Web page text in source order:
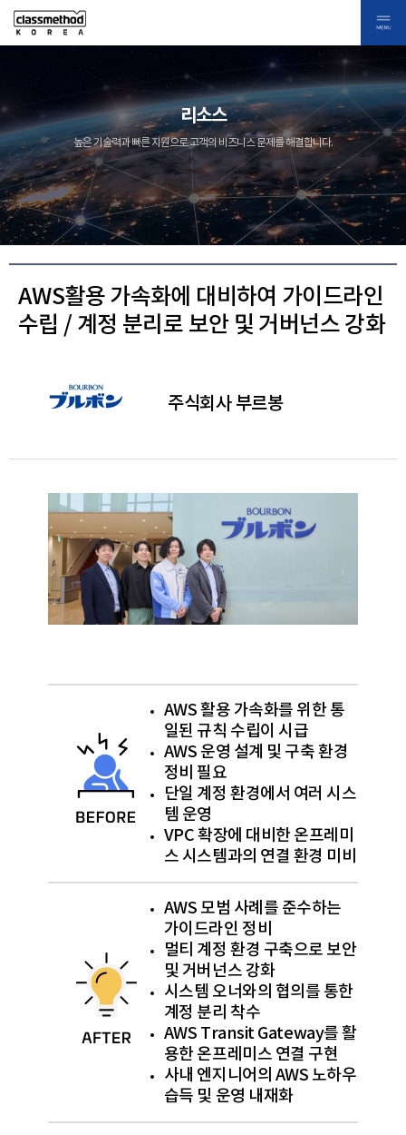
리소스
높은 기술력과 빠른 지원으로 고객의 비즈니스 문제를 해결합니다.
AWS활용 가속화에 대비하여 가이드라인
수립 / 계정 분리로 보안 및 거버넌스 강화
주식회사 부르봉
AWS 활용 가속화를 위한 통
일된 규칙 수립이 시급
AWS 운영 설계 및 구축 환경
정비 필요
단일 계정 환경에서 여러 시스
템 운영
VPC 확장에 대비한 온프레미
스 시스템과의 연결 환경 미비
AWS 모범 사례를 준수하는
가이드라인 정비
멀티 계정 환경 구축으로 보안
및 거버넌스 강화
시스템 오너와의 협의를 통한
계정 분리 착수
AWS Transit Gateway를 활
용한 온프레미스 연결 구현
사내 엔지니어의 AWS 노하우
습득 및 운영 내재화